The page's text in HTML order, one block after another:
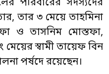
পরিবারের সদস্যদের
তার ৩ মেয়ে তাহমিনা
ও তাসনিম মোস্তফা,
স্বামী তায়েফ বিন
পর্ষদে রয়েছেন।